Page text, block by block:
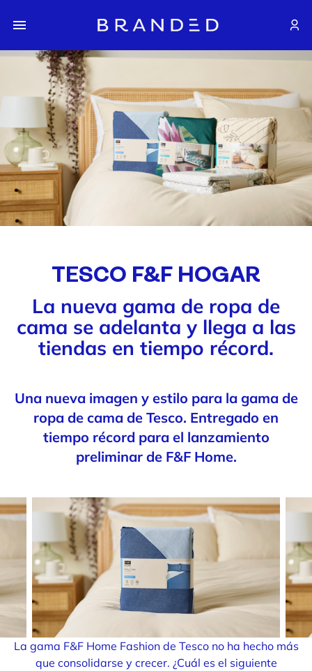
TESCO F&F HOGAR
La nueva gama de ropa de
cama se adelanta y llega a las
tiendas en tiempo récord.
Una nueva imagen y estilo para la gama de
ropa de cama de Tesco. Entregado en
tiempo récord para el lanzamiento
preliminar de F&F Home.
La gama F&F Home Fashion de Tesco no ha hecho más
que consolidarse y crecer. ¿Cuál es el siguiente